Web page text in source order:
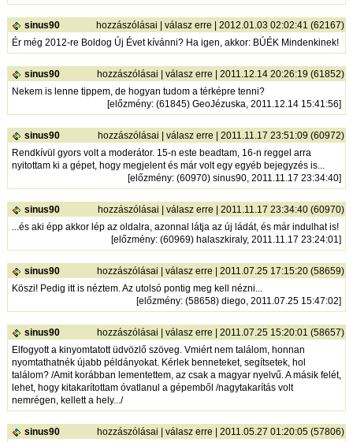
sinus90 hozzászólásai |válasz erre | 2012.01.03 02:02:41 (62167)
Ér még 2012-re Boldog Új Évet kívánni? Ha igen, akkor: BÚÉK Mindenkinek!
sinus90 hozzászólásai |válasz erre | 2011.12.14 20:26:19 (61852)
Nekem is lenne tippem, de hogyan tudom a térképre tenni?
[előzmény: (61845) GeoJézuska, 2011.12.14 15:41:56]
sinus90 hozzászólásai |válasz erre | 2011.11.17 23:51:09 (60972)
Rendkívül gyors volt a moderátor. 15-n este beadtam, 16-n reggel arra
nyitottam ki a gépet, hogy megjelent és már volt egy egyéb bejegyzés is...
[előzmény: (60970) sinus90, 2011.11.17 23:34:40]
sinus90 hozzászólásai |válasz erre | 2011.11.17 23:34:40 (60970)
...és aki épp akkor lép az oldalra, azonnal látja az új ládát, és már indulhat is!
[előzmény: (60969) halaszkiraly, 2011.11.17 23:24:01]
sinus90 hozzászólásai |válasz erre | 2011.07.25 17:15:20 (58659)
Köszi! Pedig itt is néztem. Az utolsó pontig meg kell nézni...
[előzmény: (58658) diego, 2011.07.25 15:47:02]
sinus90 hozzászólásai |válasz erre | 2011.07.25 15:20:01 (58657)
Elfogyott a kinyomtatott üdvözlő szöveg. Vmiért nem találom, honnan
nyomtathatnék újabb példányokat. Kérlek benneteket, segítsetek, hol
találom? /Amit korábban lementettem, az csak a magyar nyelvű. A másik felét,
lehet, hogy kitakarítottam óvatlanul a gépemből /nagytakarítás volt
nemrégen, kellett a hely.../
sinus90 hozzászólásai |válasz erre | 2011.05.27 01:20:05 (57806)